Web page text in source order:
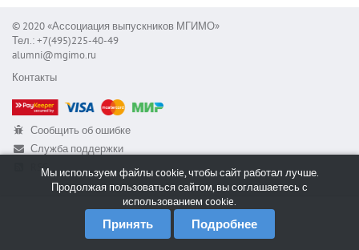
© 2020 «Ассоциация выпускников МГИМО»
Тел.: +7(495)225-40-49
alumni@mgimo.ru
Контакты
Сообщить об ошибке
Служба поддержки
RSSМы используем файлы cookie, чтобы сайт работал лучше.
Продолжая пользоваться сайтом, вы соглашаетесь с
использованием cookie.
Принять Подробнее